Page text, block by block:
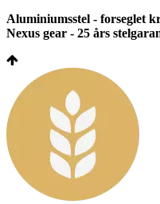
Aluminiumsstel - forseglet
Nexus gear - 25 års